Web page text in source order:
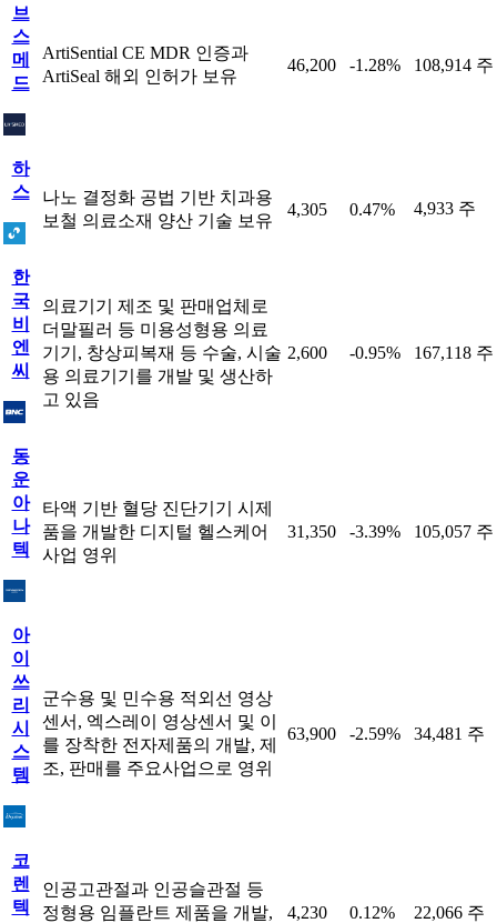
브
스
메
드
ArtiSential CE MDR 인증과
ArtiSeal 해외 인허가 보유
46,200 -1.28% 108,914 주
하
스
나노 결정화 공법 기반 치과용
보철 의료소재 양산 기술 보유
4,305 0.47% 4,933 주
한
국
비
엔
씨
의료기기 제조 및 판매업체로
더말필러 등 미용성형용 의료
기기, 창상피복재 등 수술, 시술
용 의료기기를 개발 및 생산하
고 있음
2,600 -0.95% 167,118 주
동
운
아
나
텍
타액 기반 혈당 진단기기 시제
품을 개발한 디지털 헬스케어
사업 영위
31,350 -3.39% 105,057 주
아
이
쓰
리
시
스
템
군수용 및 민수용 적외선 영상
센서, 엑스레이 영상센서 및 이
를 장착한 전자제품의 개발, 제
조, 판매를 주요사업으로 영위
63,900 -2.59% 34,481 주
코
렌
텍
인공고관절과 인공슬관절 등
정형용 임플란트 제품을 개발,
4,230 0.12% 22,066 주